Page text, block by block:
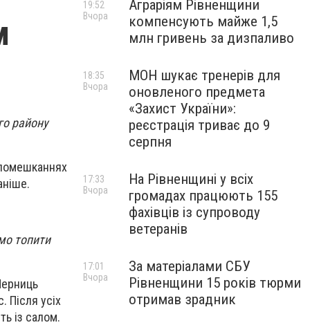
району
топити
Після усіх
із салом.
Аграріям Рівненщини
компенсують майже 1,5
млн гривень за дизпаливо
19:52
Вчора
МОН шукає тренерів для
оновленого предмета
«Захист України»:
реєстрація триває до 9
серпня
18:35
Вчора
На Рівненщині у всіх
громадах працюють 155
фахівців із супроводу
ветеранів
17:33
Вчора
За матеріалами СБУ
Рівненщини 15 років тюрми
отримав зрадник
17:01
Вчора